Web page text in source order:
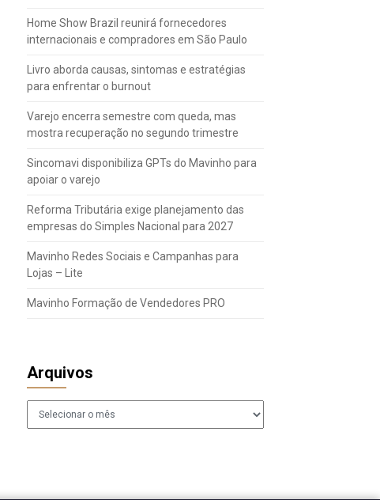
Home Show Brazil reunirá fornecedores
internacionais e compradores em São Paulo
Livro aborda causas, sintomas e estratégias
para enfrentar o burnout
Varejo encerra semestre com queda, mas
mostra recuperação no segundo trimestre
Sincomavi disponibiliza GPTs do Mavinho para
apoiar o varejo
Reforma Tributária exige planejamento das
empresas do Simples Nacional para 2027
Mavinho Redes Sociais e Campanhas para
Lojas – Lite
Mavinho Formação de Vendedores PRO
Arquivos
Arquivos